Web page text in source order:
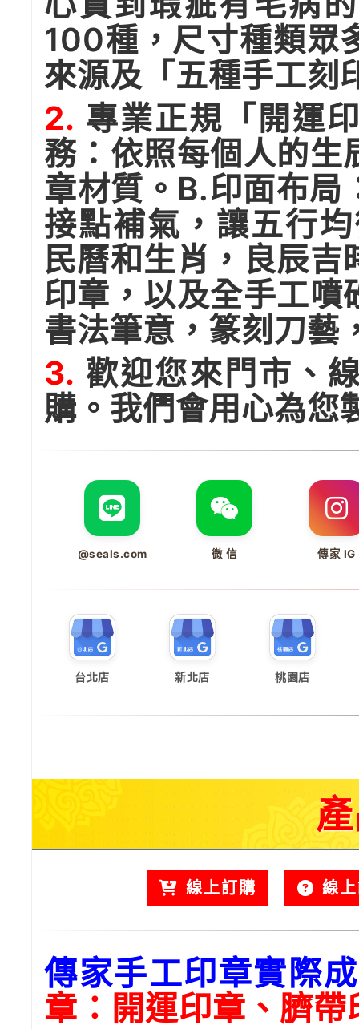
100種，尺寸種類眾
來源及「五種手工刻
2. 專業正規「開運
務：依照每個人的生
章材質。B.印面布局
接點補氣，讓五行
民曆和生肖，良辰吉
印章，以及全手工噴
書法筆意，篆刻刀藝
3. 歡迎您來門市、
購。我們會用心為您
@seals.com 微 信 傳家 IG
台北店 新北店 桃園店
線上訂購 線
傳家手工印章實際
章：開運印章、臍帶